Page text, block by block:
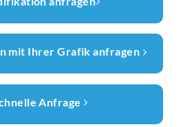
mit Ihrer Grafik anfragen
Anfrage